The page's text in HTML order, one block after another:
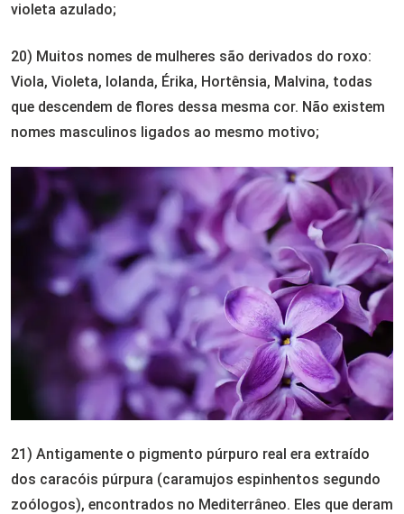
violeta azulado;
20) Muitos nomes de mulheres são derivados do roxo:
Viola, Violeta, Iolanda, Érika, Hortênsia, Malvina, todas
que descendem de flores dessa mesma cor. Não existem
nomes masculinos ligados ao mesmo motivo;
21) Antigamente o pigmento púrpuro real era extraído
dos caracóis púrpura (caramujos espinhentos segundo
zoólogos), encontrados no Mediterrâneo. Eles que deram